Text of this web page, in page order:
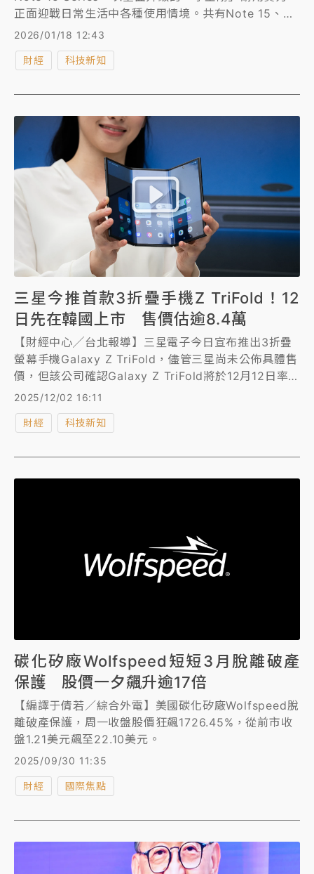
正面迎戰日常生活中各種使用情境。共有Note 15、
Note 15 5G、Note 15 、Note 15 Pro+ 5G、Note
水」四大核心特色，從影像、續航到結構防護全面強
2026/01/18 12:43
財經 科技新知
三星今推首款3折疊手機Z TriFold！12
日先在韓國上市 售價估逾8.4萬
【財經中心╱台北報導】三星電子今日宣布推出3折疊
螢幕手機Galaxy Z TriFold，儘管三星尚未公佈具體售
價，但該公司確認Galaxy Z TriFold將於12月12日率
先在韓國上市，售價359.04 萬韓元（約8.45萬台
幣），本月底前在中國、新加坡和阿拉伯聯合大公國上
市，三星也將在2026 年第1季在美國開賣這款手機。
2025/12/02 16:11
財經 科技新知
碳化矽廠Wolfspeed短短3月脫離破產
保護 股價一夕飆升逾17倍
【編譯于倩若／綜合外電】美國碳化矽廠Wolfspeed脫
離破產保護，周一收盤股價狂飆1726.45%，從前市收
盤1.21美元飆至22.10美元。
2025/09/30 11:35
財經 國際焦點